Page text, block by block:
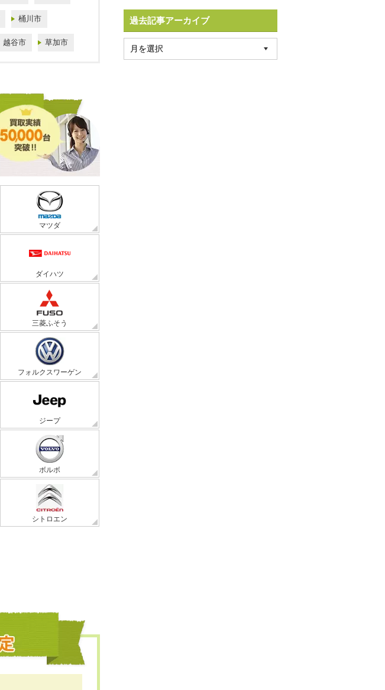
桶川市
越谷市 草加市
マツダ
ダイハツ
三菱ふそう
フォルクスワーゲン
ジープ
ボルボ
シトロエン
過去記事アーカイブ